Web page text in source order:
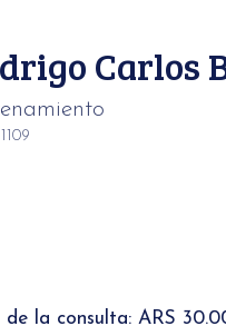
Carlos
de la consulta: ARS